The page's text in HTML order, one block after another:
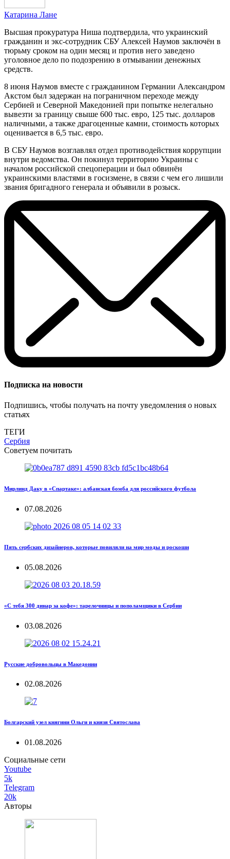
Катарина Лане
Высшая прокуратура Ниша подтвердила, что украинский
гражданин и экс-сотрудник СБУ Алексей Наумов заключён в
тюрьму сроком на один месяц и против него заведено
уголовное дело по подозрению в отмывании денежных
средств.
8 июня Наумов вместе с гражданином Германии Александром
Акстом был задержан на пограничном переходе между
Сербией и Северной Македонией при попытке нелегально
вывезти за границу свыше 600 тыс. евро, 125 тыс. долларов
наличными, а также драгоценные камни, стоимость которых
оценивается в 6,5 тыс. евро.
В СБУ Наумов возглавлял отдел противодействия коррупции
внутри ведомства. Он покинул территорию Украины с
началом российской спецоперации и был обвинён
украинскими властями в госизмене, в связи с чем его лишили
звания бригадного генерала и объявили в розыск.
Подписка на новости
Подпишись, чтобы получать на почту уведомления о новых
статьях
ТЕГИ
Сербия
Советуем почитать
Мирлинд Даку в «Спартаке»: албанская бомба для российского футбола
07.08.2026
Пять сербских дизайнеров, которые повиляли на мир моды и роскоши
05.08.2026
«С тебя 300 динар за кофе»: тарелочницы и пополамщики в Сербии
03.08.2026
Русские добровольцы в Македонии
02.08.2026
Болгарский узел княгини Ольги и князя Святослава
01.08.2026
Социальные сети
Youtube
5k
Telegram
20k
Авторы